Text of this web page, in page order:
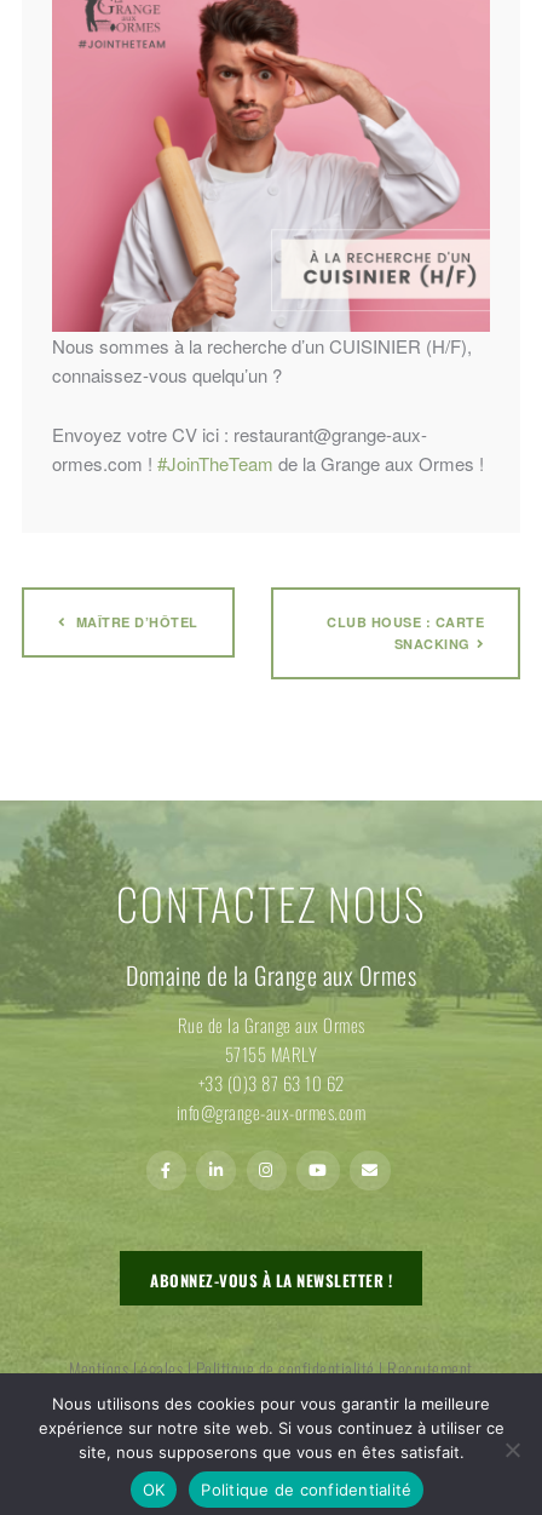
Nous sommes à la recherche d’un CUISINIER (H/F),
connaissez-vous quelqu’un ?
Envoyez votre CV ici : restaurant@grange-aux-
ormes.com ! #JoinTheTeam de la Grange aux Ormes !
MAÎTRE D’HÔTEL
CLUB HOUSE : CARTE
SNACKING
CONTACTEZ NOUS
Domaine de la Grange aux Ormes
Rue de la Grange aux Ormes
57155 MARLY
+33 (0)3 87 63 10 62
info@grange-aux-ormes.com
ABONNEZ-VOUS À LA NEWSLETTER !
Mentions Légales|Politique de confidentialité|Recrutement
2022 ALL RIGHTS RESERVED. DOMAINE DE LA GRANGE AUX
ORMES
Nous utilisons des cookies pour vous garantir la meilleure
expérience sur notre site web. Si vous continuez à utiliser ce
site, nous supposerons que vous en êtes satisfait.
OK
Politique de confidentialité